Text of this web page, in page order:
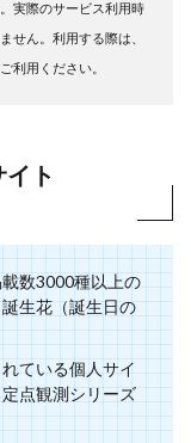
実際のサービス利用時
せん。利用する際は、
利用ください。
ト
数3000種以上の
生花（誕生日の
ている個人サイ
点観測シリーズ